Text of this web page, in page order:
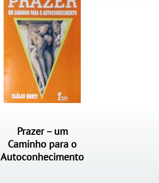
Prazer – um
Caminho para o
Autoconhecimento